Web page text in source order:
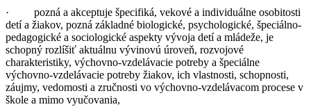
· pozná a akceptuje špecifiká, vekové a individuálne osobitosti
detí a žiakov, pozná základné biologické, psychologické, špeciálno-
pedagogické a sociologické aspekty vývoja detí a mládeže, je
schopný rozlíšiť aktuálnu vývinovú úroveň, rozvojové
charakteristiky, výchovno-vzdelávacie potreby a špeciálne
výchovno-vzdelávacie potreby žiakov, ich vlastnosti, schopnosti,
záujmy, vedomosti a zručnosti vo výchovno-vzdelávacom procese v
škole a mimo vyučovania,